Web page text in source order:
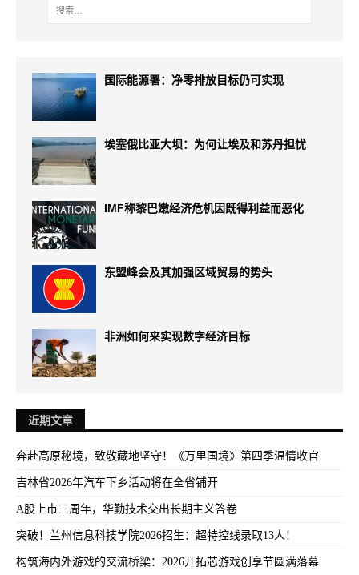
国际能源署：净零排放目标仍可实现
埃塞俄比亚大坝：为何让埃及和苏丹担忧
IMF称黎巴嫩经济危机因既得利益而恶化
东盟峰会及其加强区域贸易的势头
非洲如何来实现数字经济目标
近期文章
奔赴高原秘境，致敬藏地坚守！《万里国境》第四季温情收官
吉林省2026年汽车下乡活动将在全省铺开
A股上市三周年，华勤技术交出长期主义答卷
突破！兰州信息科技学院2026招生：超特控线录取13人！
构筑海内外游戏的交流桥梁：2026开拓芯游戏创享节圆满落幕